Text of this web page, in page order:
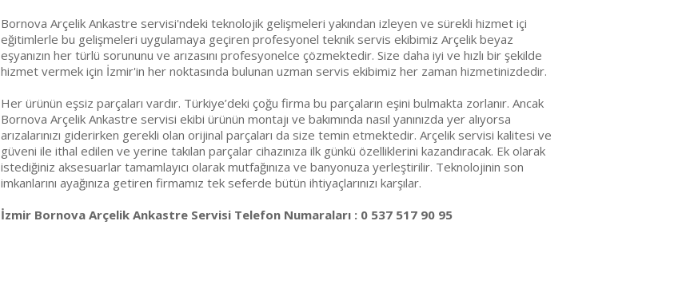
Bornova Arçelik Ankastre servisi'ndeki teknolojik gelişmeleri yakından izleyen ve sürekli hizmet içi
eğitimlerle bu gelişmeleri uygulamaya geçiren profesyonel teknik servis ekibimiz Arçelik beyaz
eşyanızın her türlü sorununu ve arızasını profesyonelce çözmektedir. Size daha iyi ve hızlı bir şekilde
hizmet vermek için İzmir'in her noktasında bulunan uzman servis ekibimiz her zaman hizmetinizdedir.
Her ürünün eşsiz parçaları vardır. Türkiye’deki çoğu firma bu parçaların eşini bulmakta zorlanır. Ancak
Bornova Arçelik Ankastre servisi ekibi ürünün montajı ve bakımında nasıl yanınızda yer alıyorsa
arızalarınızı giderirken gerekli olan orijinal parçaları da size temin etmektedir. Arçelik servisi kalitesi ve
güveni ile ithal edilen ve yerine takılan parçalar cihazınıza ilk günkü özelliklerini kazandıracak. Ek olarak
istediğiniz aksesuarlar tamamlayıcı olarak mutfağınıza ve banyonuza yerleştirilir. Teknolojinin son
imkanlarını ayağınıza getiren firmamız tek seferde bütün ihtiyaçlarınızı karşılar.
İzmir Bornova Arçelik Ankastre Servisi Telefon Numaraları : 0 537 517 90 95